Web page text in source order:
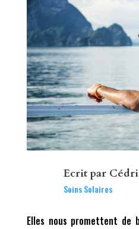
Ecrit par
Soins Solaires
Elles nous promettent de